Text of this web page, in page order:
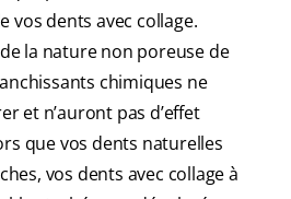
vos dents avec collage.
la nature non poreuse de
chimiques ne
et n’auront pas d’effet
que vos dents naturelles
vos dents avec collage à